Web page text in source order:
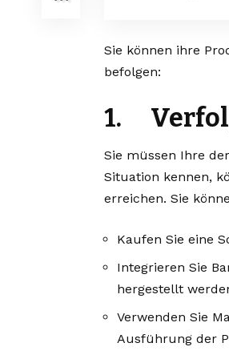
Sie können ihre
befolgen:
1.
Sie müssen Ihre
Situation kennen,
erreichen. Sie
Kaufen Sie eine
Integrieren Sie
hergestellt
Verwenden Sie
Ausführung der